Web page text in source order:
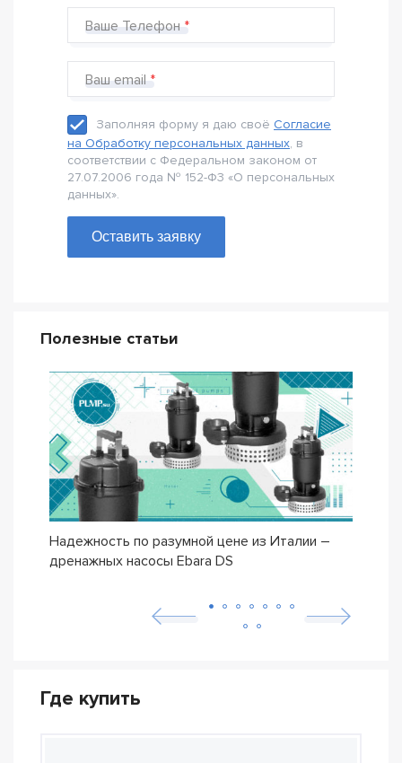
Ваше Телефон
Ваш email
Заполняя форму я даю своё Согласие
на Обработку персональных данных, в
соответствии с Федеральном законом от
27.07.2006 года № 152-Ф3 «О персональных
данных».
Оставить заявку
Полезные статьи
Надежность по разумной цене из Италии –
дренажных насосы Ebara DS
Где купить